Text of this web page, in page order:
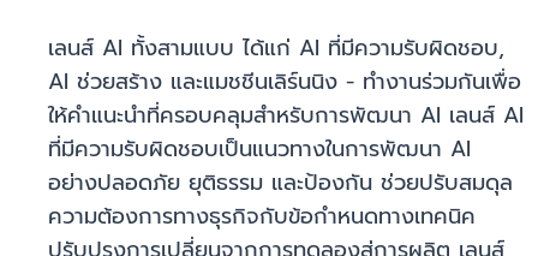
เลนส์ AI ทั้งสามแบบ ได้แก่ AI ที่มีความรับผิดชอบ,
AI ช่วยสร้าง และแมชชีนเลิร์นนิง - ทำงานร่วมกันเพื่อ
ให้คำแนะนำที่ครอบคลุมสำหรับการพัฒนา AI เลนส์ AI
ที่มีความรับผิดชอบเป็นแนวทางในการพัฒนา AI
อย่างปลอดภัย ยุติธรรม และป้องกัน ช่วยปรับสมดุล
ความต้องการทางธุรกิจกับข้อกำหนดทางเทคนิค